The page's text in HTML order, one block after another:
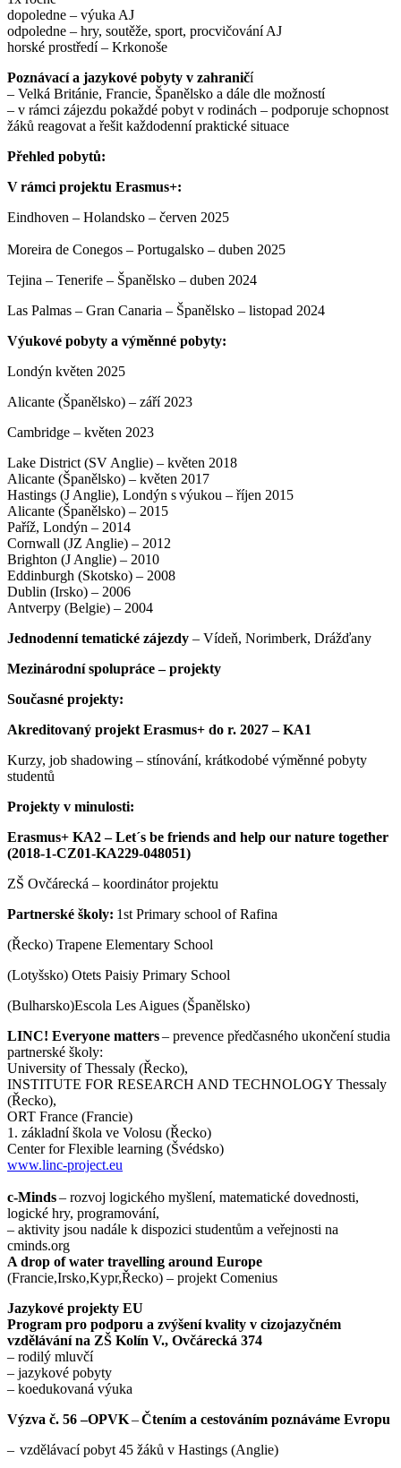
dopoledne – výuka AJ
odpoledne – hry, soutěže, sport, procvičování AJ
horské prostředí – Krkonoše
Poznávací a jazykové pobyty v zahraničí
– Velká Británie, Francie, Španělsko a dále dle možností
– v rámci zájezdu pokaždé pobyt v rodinách – podporuje schopnost
žáků reagovat a řešit každodenní praktické situace
Přehled pobytů:
V rámci projektu Erasmus+:
Eindhoven – Holandsko – červen 2025
Moreira de Conegos – Portugalsko – duben 2025
Tejina – Tenerife – Španělsko – duben 2024
Las Palmas – Gran Canaria – Španělsko – listopad 2024
Výukové pobyty a výměnné pobyty:
Londýn květen 2025
Alicante (Španělsko) – září 2023
Cambridge – květen 2023
Lake District (SV Anglie) – květen 2018
Alicante (Španělsko) – květen 2017
Hastings (J Anglie), Londýn s výukou – říjen 2015
Alicante (Španělsko) – 2015
Paříž, Londýn – 2014
Cornwall (JZ Anglie) – 2012
Brighton (J Anglie) – 2010
Eddinburgh (Skotsko) – 2008
Dublin (Irsko) – 2006
Antverpy (Belgie) – 2004
Jednodenní tematické zájezdy – Vídeň, Norimberk, Drážďany
Mezinárodní spolupráce – projekty
Současné projekty:
Akreditovaný projekt Erasmus+ do r. 2027 – KA1
Kurzy, job shadowing – stínování, krátkodobé výměnné pobyty
studentů
Projekty v minulosti:
Erasmus+ KA2 – Let´s be friends and help our nature together
(2018-1-CZ01-KA229-048051)
ZŠ Ovčárecká – koordinátor projektu
Partnerské školy: 1st Primary school of Rafina
(Řecko) Trapene Elementary School
(Lotyšsko) Otets Paisiy Primary School
(Bulharsko)Escola Les Aigues (Španělsko)
LINC! Everyone matters– prevence předčasného ukončení studia
partnerské školy:
University of Thessaly (Řecko),
INSTITUTE FOR RESEARCH AND TECHNOLOGY Thessaly
(Řecko),
ORT France (Francie)
1. základní škola ve Volosu (Řecko)
Center for Flexible learning (Švédsko)
www.linc-project.eu
c-Minds– rozvoj logického myšlení, matematické dovednosti,
logické hry, programování,
– aktivity jsou nadále k dispozici studentům a veřejnosti na
cminds.org
A drop of water travelling around Europe
(Francie,Irsko,Kypr,Řecko) – projekt Comenius
Jazykové projekty EU
Program pro podporu a zvýšení kvality v cizojazyčném
vzdělávání na ZŠ Kolín V., Ovčárecká 374
– rodilý mluvčí
– jazykové pobyty
– koedukovaná výuka
Výzva č. 56 –OPVK–Čtením a cestováním poznáváme Evropu
– vzdělávací pobyt 45 žáků v Hastings (Anglie)